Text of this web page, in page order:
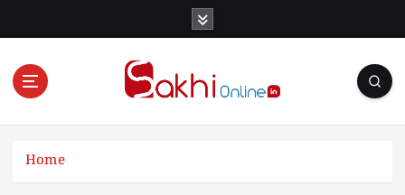
Online News Portal
Home